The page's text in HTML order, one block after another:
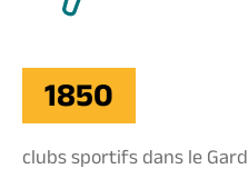
1850
clubs sportifs dans le Gard